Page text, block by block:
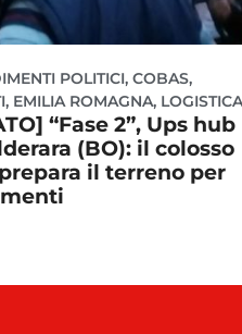
POLITICI, COBAS,
, EMILIA ROMAGNA, LOGISTICA
“Fase 2”, Ups hub
(BO): il colosso
il terreno per